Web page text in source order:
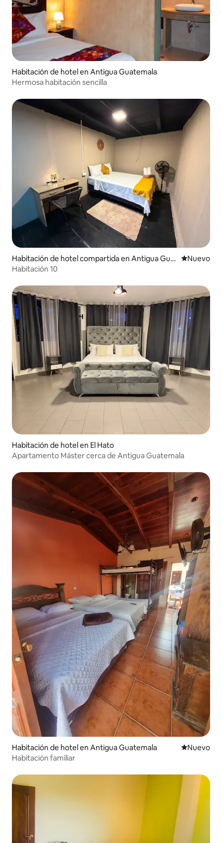
Habitación de hotel en Antigua Guatemala
Hermosa habitación sencilla
Habitación de hotel compartida en Antigua Guat
emala
Nuevo
Nuevo
Habitación 10
Habitación de hotel en El Hato
Apartamento Máster cerca de Antigua Guatemala
Habitación de hotel en Antigua Guatemala Nuevo
Nuevo
Habitación familiar